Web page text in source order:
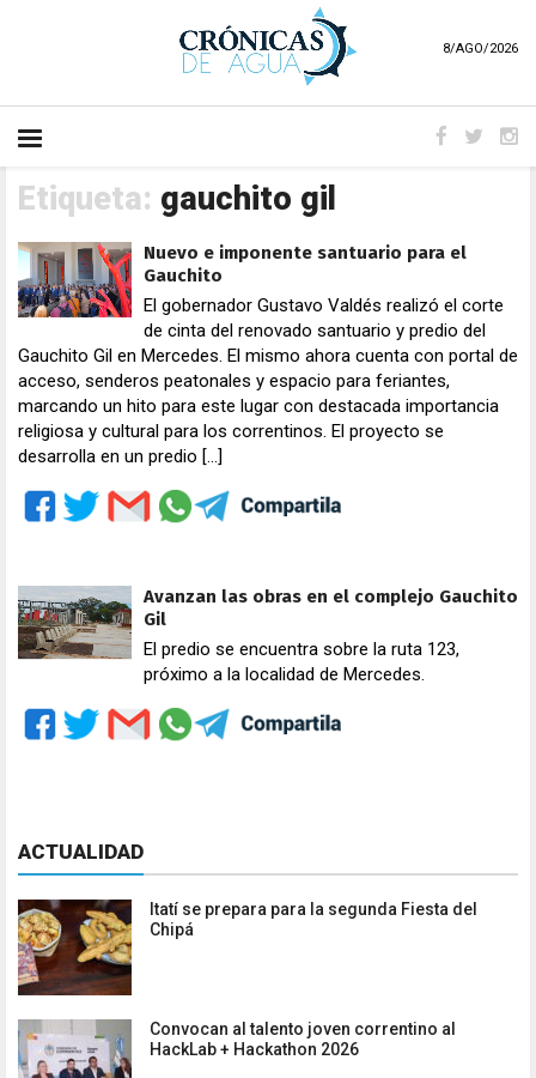
8/AGO/2026
Etiqueta: gauchito gil
Nuevo e imponente santuario para el
Gauchito
El gobernador Gustavo Valdés realizó el corte
de cinta del renovado santuario y predio del
Gauchito Gil en Mercedes. El mismo ahora cuenta con portal de
acceso, senderos peatonales y espacio para feriantes,
marcando un hito para este lugar con destacada importancia
religiosa y cultural para los correntinos. El proyecto se
desarrolla en un predio […]
Avanzan las obras en el complejo Gauchito
Gil
El predio se encuentra sobre la ruta 123,
próximo a la localidad de Mercedes.
ACTUALIDAD
Itatí se prepara para la segunda Fiesta del
Chipá
Convocan al talento joven correntino al
HackLab + Hackathon 2026